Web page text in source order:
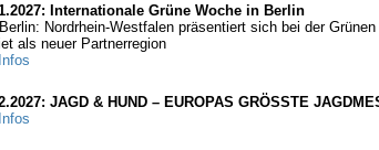
Internationale Grüne Woche in Berlin
Nordrhein-Westfalen präsentiert sich bei der
als neuer Partnerregion
JAGD & HUND – EUROPAS GRÖSSTE